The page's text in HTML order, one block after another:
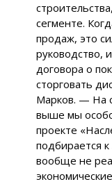
сегменте.
продаж, это
руководство,
договора о
сторговать
Марков. — На
выше мы
проекте
подбирается
вообще не